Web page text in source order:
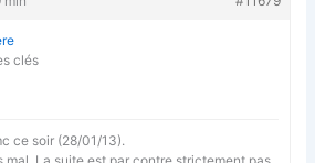
clés
ce soir (28/01/13).